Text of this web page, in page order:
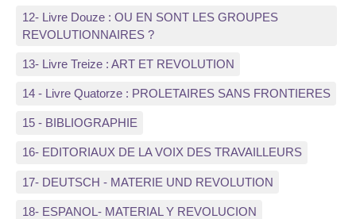
12- Livre Douze : OU EN SONT LES GROUPES
REVOLUTIONNAIRES ?
13- Livre Treize : ART ET REVOLUTION
14 - Livre Quatorze : PROLETAIRES SANS FRONTIERES
15 - BIBLIOGRAPHIE
16- EDITORIAUX DE LA VOIX DES TRAVAILLEURS
17- DEUTSCH - MATERIE UND REVOLUTION
18- ESPANOL- MATERIAL Y REVOLUCION